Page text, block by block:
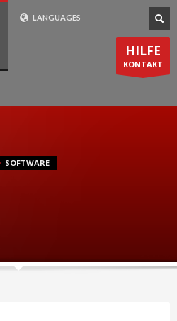
Zahlen
sicher und
Werktagen . Innerhalb
LANGUAGES
HILFE
KONTAKT
SOFTWARE